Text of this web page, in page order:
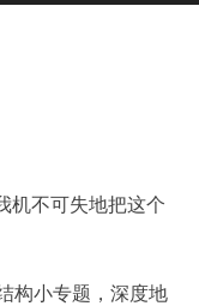
机不可失地把这个
构小专题，深度地